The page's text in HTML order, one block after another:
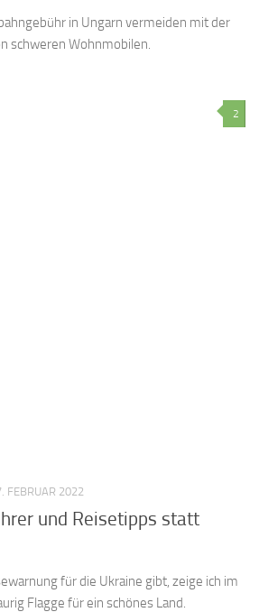
in Ungarn vermeiden mit der
schweren Wohnmobilen.
2
FEBRUAR 2022
und Reisetipps statt
für die Ukraine gibt, zeige ich im
Flagge für ein schönes Land.